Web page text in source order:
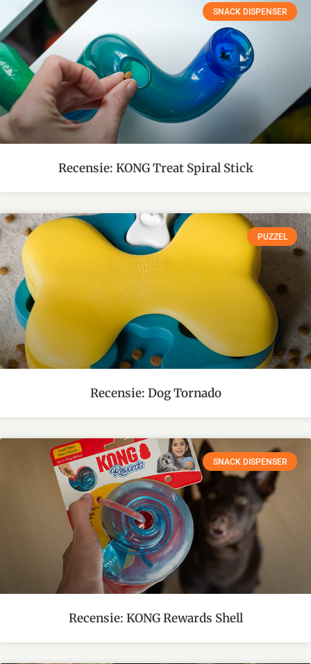
SNACK DISPENSER
Recensie: KONG Treat Spiral Stick
PUZZEL
Recensie: Dog Tornado
SNACK DISPENSER
Recensie: KONG Rewards Shell